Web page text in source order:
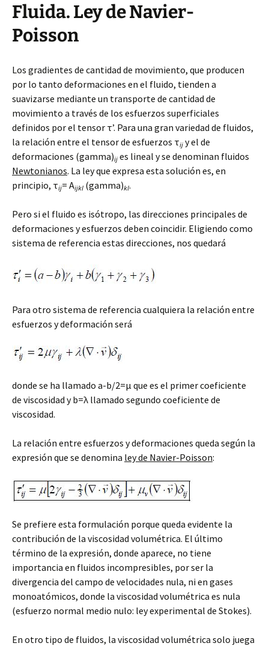
Fluida. Ley de Navier-
Poisson
Los gradientes de cantidad de movimiento, que producen
por lo tanto deformaciones en el fluido, tienden a
suavizarse mediante un transporte de cantidad de
movimiento a través de los esfuerzos superficiales
definidos por el tensor τ’. Para una gran variedad de fluidos,
la relación entre el tensor de esfuerzos τij y el de
deformaciones (gamma)ij es lineal y se denominan fluidos
Newtonianos. La ley que expresa esta solución es, en
principio, τij= Aijkl (gamma)kl.
Pero si el fluido es isótropo, las direcciones principales de
deformaciones y esfuerzos deben coincidir. Eligiendo como
sistema de referencia estas direcciones, nos quedará
Para otro sistema de referencia cualquiera la relación entre
esfuerzos y deformación será
donde se ha llamado a-b/2=μ que es el primer coeficiente
de viscosidad y b=λ llamado segundo coeficiente de
viscosidad.
La relación entre esfuerzos y deformaciones queda según la
expresión que se denomina ley de Navier-Poisson:
Se prefiere esta formulación porque queda evidente la
contribución de la viscosidad volumétrica. El último
término de la expresión, donde aparece, no tiene
importancia en fluidos incompresibles, por ser la
divergencia del campo de velocidades nula, ni en gases
monoatómicos, donde la viscosidad volumétrica es nula
(esfuerzo normal medio nulo: ley experimental de Stokes).
En otro tipo de fluidos, la viscosidad volumétrica solo juega